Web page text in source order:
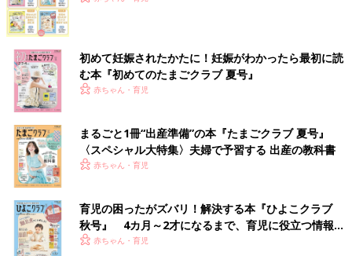
初めて妊娠されたかたに！妊娠がわかったら最初に読
む本『初めてのたまごクラブ 夏号』
赤ちゃん・育児
まるごと1冊“出産準備”の本『たまごクラブ 夏号』
〈スペシャル大特集〉夫婦で予習する 出産の教科書
赤ちゃん・育児
育児の困ったがズバリ！解決する本『ひよこクラブ
秋号』 4カ月～2才になるまで、育児に役立つ情報が
いっぱい！
赤ちゃん・育児